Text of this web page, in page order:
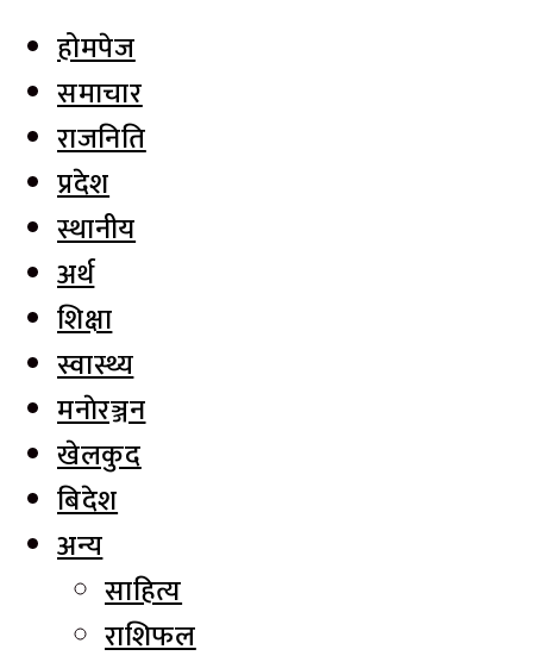
होमपेज
समाचार
राजनिति
प्रदेश
स्थानीय
अर्थ
शिक्षा
स्वास्थ्य
मनाेरञ्जन
खेलकुद
बिदेश
अन्य
साहित्य
राशिफल